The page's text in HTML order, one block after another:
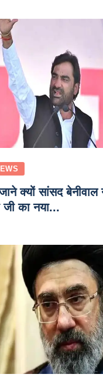
क्यों सांसद बेनीवाल
जी का नया...